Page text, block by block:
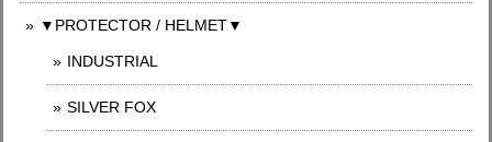
▼PROTECTOR / HELMET▼
INDUSTRIAL
SILVER FOX